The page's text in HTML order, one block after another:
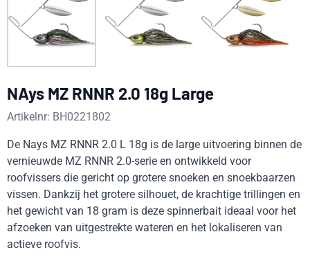
NAys MZ RNNR 2.0 18g Large
Artikelnr: BH0221802
De Nays MZ RNNR 2.0 L 18g is de large uitvoering binnen de
vernieuwde MZ RNNR 2.0-serie en ontwikkeld voor
roofvissers die gericht op grotere snoeken en snoekbaarzen
vissen. Dankzij het grotere silhouet, de krachtige trillingen en
het gewicht van 18 gram is deze spinnerbait ideaal voor het
afzoeken van uitgestrekte wateren en het lokaliseren van
actieve roofvis.